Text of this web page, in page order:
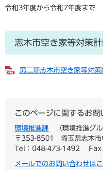
令和3年度から令和7年度まで
志木市空き家等対策
第二期志木市空き家等対
このページに関するお問
環境推進課
環境推進グ
〒353-8501
埼玉県志木
Tel：048-473-1492
メールでのお問い合わせは